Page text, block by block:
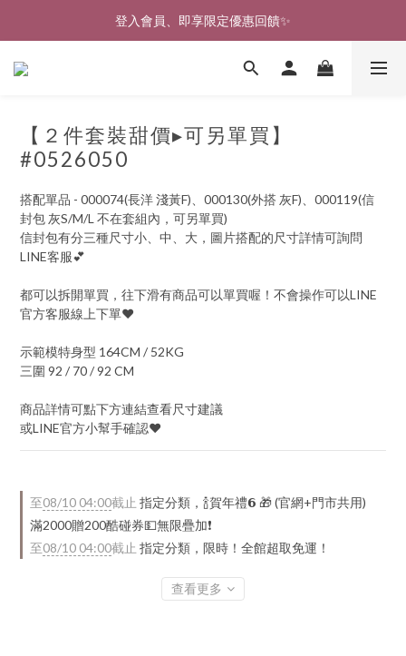
🎉新北淡水實體門市🤗歡迎蒞臨試穿🎉
登入會員、即享限定優惠回饋✨
🎉新北淡水實體門市🤗歡迎蒞臨試穿🎉
【２件套裝甜價▸可另單買】
#0526050
搭配單品 - 000074(長洋 淺黃F)、000130(外搭 灰F)、000119(信
封包 灰S/M/L 不在套組內，可另單買)
信封包有分三種尺寸小、中、大，圖片搭配的尺寸詳情可詢問
LINE客服💕
都可以拆開單買，往下滑有商品可以單買喔！不會操作可以LINE
官方客服線上下單♥
示範模特身型 164CM / 52KG
三圍 92 / 70 / 92 CM
商品詳情可點下方連結查看尺寸建議
或LINE官方小幫手確認♥
至08/10 04:00截止 指定分類，🍾賀年禮️𝟲 🎁 (官網+門市共用)
滿2000贈200酷碰券💵無限疊加❗
至08/10 04:00截止 指定分類，限時！全館超取免運！
查看更多